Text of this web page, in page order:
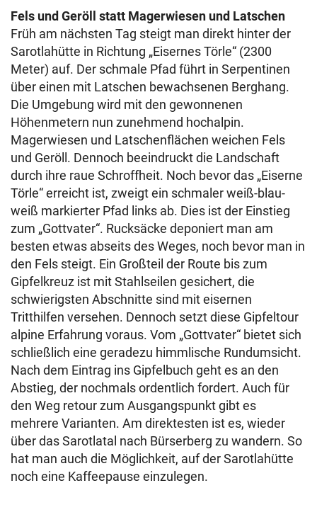
Fels und Geröll statt Magerwiesen und Latschen
Früh am nächsten Tag steigt man direkt hinter der
Sarotlahütte in Richtung „Eisernes Törle“ (2300
Meter) auf. Der schmale Pfad führt in Serpentinen
über einen mit Latschen bewachsenen Berghang.
Die Umgebung wird mit den gewonnenen
Höhenmetern nun zunehmend hochalpin.
Magerwiesen und Latschenflächen weichen Fels
und Geröll. Dennoch beeindruckt die Landschaft
durch ihre raue Schroffheit. Noch bevor das „Eiserne
Törle“ erreicht ist, zweigt ein schmaler weiß-blau-
weiß markierter Pfad links ab. Dies ist der Einstieg
zum „Gottvater“. Rucksäcke deponiert man am
besten etwas abseits des Weges, noch bevor man in
den Fels steigt. Ein Großteil der Route bis zum
Gipfelkreuz ist mit Stahlseilen gesichert, die
schwierigsten Abschnitte sind mit eisernen
Tritthilfen versehen. Dennoch setzt diese Gipfeltour
alpine Erfahrung voraus. Vom „Gottvater“ bietet sich
schließlich eine geradezu himmlische Rundumsicht.
Nach dem Eintrag ins Gipfelbuch geht es an den
Abstieg, der nochmals ordentlich fordert. Auch für
den Weg retour zum Ausgangspunkt gibt es
mehrere Varianten. Am direktesten ist es, wieder
über das Sarotlatal nach Bürserberg zu wandern. So
hat man auch die Möglichkeit, auf der Sarotlahütte
noch eine Kaffeepause einzulegen.